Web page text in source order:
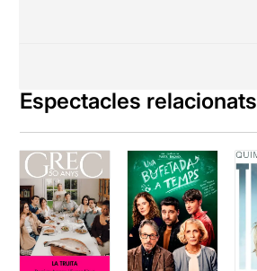
Espectacles relacionats